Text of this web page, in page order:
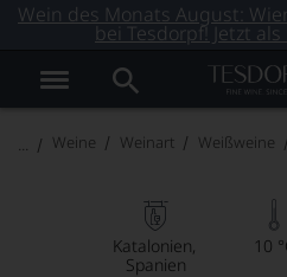
Wein des Monats August:
bei Tesdorpf! Jetzt
Weine Weinart Weißweine
Katalonien
Spanien
10